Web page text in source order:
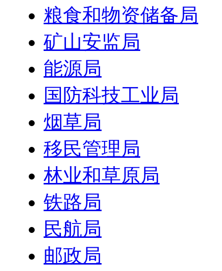
粮食和物资储备局
矿山安监局
能源局
国防科技工业局
烟草局
移民管理局
林业和草原局
铁路局
民航局
邮政局